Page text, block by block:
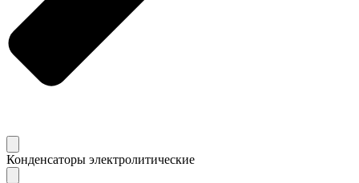
Конденсаторы электролитические